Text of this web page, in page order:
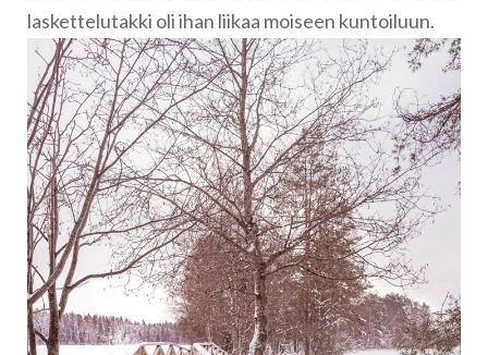
laskettelutakki oli ihan liikaa moiseen kuntoiluun.